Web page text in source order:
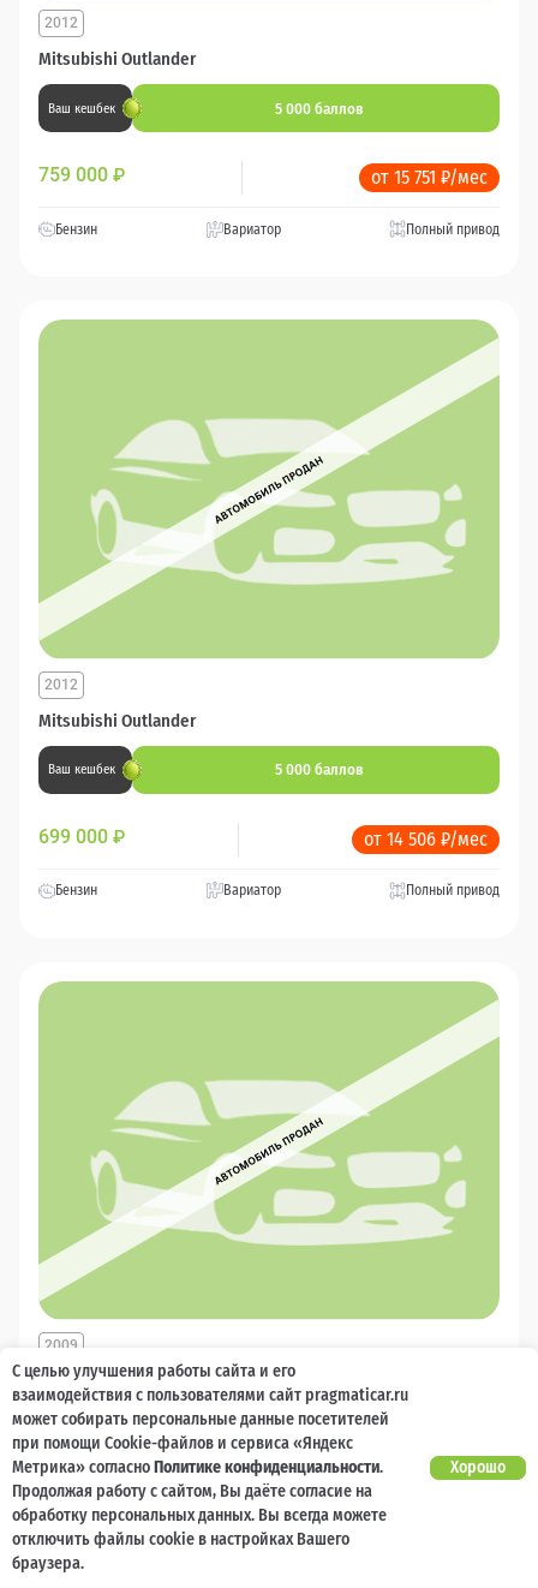
Mitsubishi Outlander
2012
Ваш кешбек 5 000 баллов
759 000 ₽ от 15 751 ₽/мес
Бензин Вариатор Полный привод
Mitsubishi Outlander
2012
Ваш кешбек 5 000 баллов
699 000 ₽ от 14 506 ₽/мес
Бензин Вариатор Полный привод
Mitsubishi Outlander
2009
Ваш кешбек 5 000 баллов
570 000₽ от 11 829 ₽/мес
Механическая
С целью улучшения работы сайта и его
взаимодействия с пользователями сайт pragmaticar.ru
может собирать персональные данные посетителей
при помощи Cookie-файлов и сервиса «Яндекс
Метрика» согласноПолитике конфиденциальности.
Продолжая работу с сайтом, Вы даёте согласие на
обработку персональных данных. Вы всегда можете
отключить файлы cookie в настройках Вашего
браузера.
Хорошо